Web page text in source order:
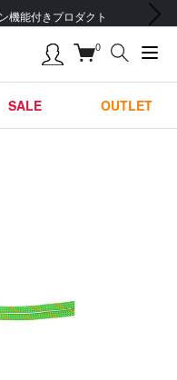
ト
次の画像
0
SALE OUTLET